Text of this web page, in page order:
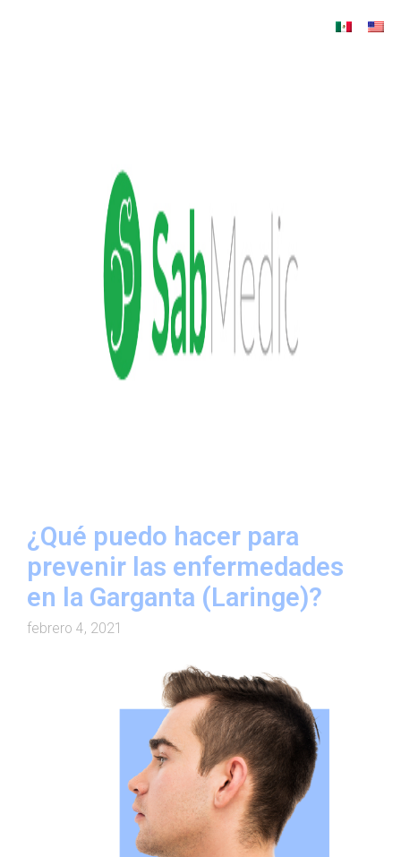
¿Qué puedo hacer para
prevenir las enfermedades
en la Garganta (Laringe)?
febrero 4, 2021